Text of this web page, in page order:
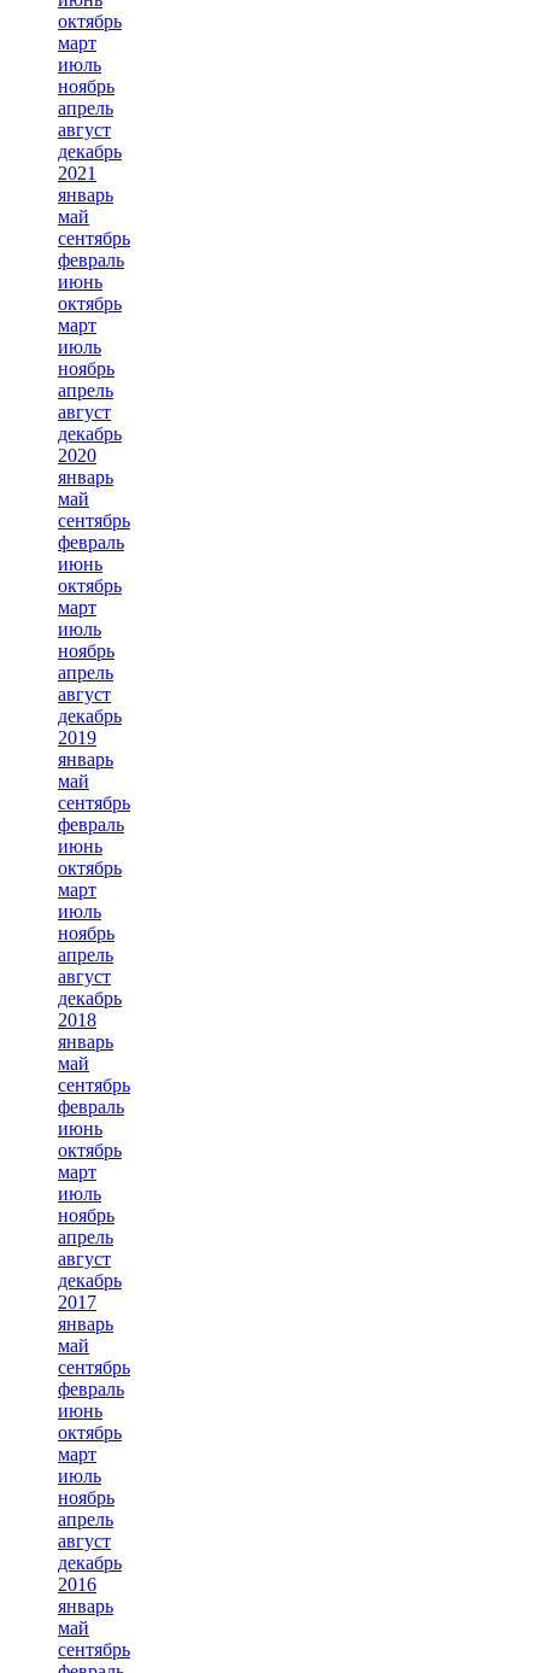
октябрь
март
июль
ноябрь
апрель
август
декабрь
2021
январь
май
сентябрь
февраль
июнь
октябрь
март
июль
ноябрь
апрель
август
декабрь
2020
январь
май
сентябрь
февраль
июнь
октябрь
март
июль
ноябрь
апрель
август
декабрь
2019
январь
май
сентябрь
февраль
июнь
октябрь
март
июль
ноябрь
апрель
август
декабрь
2018
январь
май
сентябрь
февраль
июнь
октябрь
март
июль
ноябрь
апрель
август
декабрь
2017
январь
май
сентябрь
февраль
июнь
октябрь
март
июль
ноябрь
апрель
август
декабрь
2016
январь
май
сентябрь